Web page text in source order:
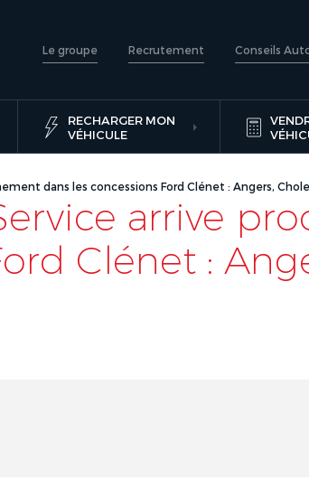
Le groupe Recrutement Conseils
RECHARGER MON
VÉHICULE
dans les concessions Ford Clénet : Angers,
arrive
Clénet :